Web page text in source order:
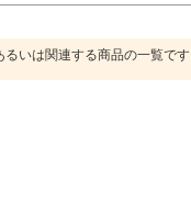
いは関連する商品の一覧です